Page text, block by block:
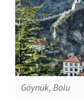
Göynük, Bolu